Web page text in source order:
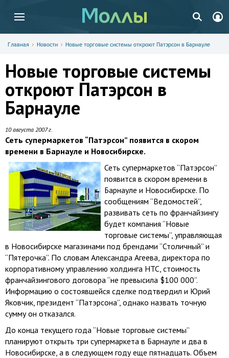
Главная Новости Новые торговые системы откроют Патэрсон в Барнауле
Новые торговые системы
откроют Патэрсон в
Барнауле
10 августа 2007 г.
Сеть супермаркетов “Патэрсон” появится в скором
времени в Барнауле и Новосибирске.
Сеть супермаркетов “Патэрсон”
появится в скором времени в
Барнауле и Новосибирске. По
сообщениям “Ведомостей”,
развивать сеть по франчайзингу
будет компания “Новые
торговые системы”, управляющая
в Новосибирске магазинами под брендами “Столичный” и
“Пятерочка”. По словам Александра Агеева, директора по
корпоративному управлению холдинга НТС, стоимость
франчайзингового договора “не превысила $100 000”.
Информацию о состоявшейся сделке подтвердил и Юрий
Яковчик, президент “Патэрсона”, однако назвать точную
сумму он отказался.
До конца текущего года “Новые торговые системы”
планируют открыть три супермаркета в Барнауле и два в
Новосибирске, а в следующем году еще пятнадцать. Объем